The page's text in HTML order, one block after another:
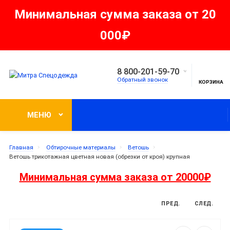
Минимальная сумма заказа от 20
000₽
8 800-201-59-70
Обратный звонок КОРЗИНА
МЕНЮ
Главная Обтирочные материалы
Ветошь
Ветошь трикотажная цветная новая (обрезки от кроя) крупная
Минимальная сумма заказа от 20000₽
ПРЕД. СЛЕД.